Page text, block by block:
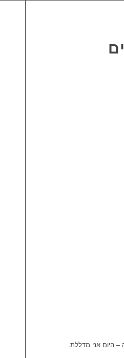
היום אני מדללת.